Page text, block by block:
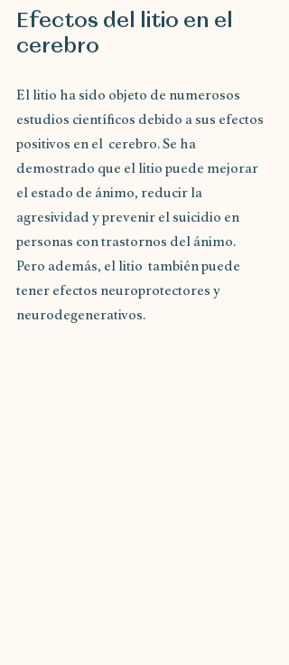
Efectos del litio en el
cerebro
El litio ha sido objeto de numerosos
estudios científicos debido a sus efectos
positivos en el  cerebro. Se ha
demostrado que el litio puede mejorar
el estado de ánimo, reducir la
agresividad y prevenir el suicidio en
personas con trastornos del ánimo.
Pero además, el litio  también puede
tener efectos neuroprotectores y
neurodegenerativos.